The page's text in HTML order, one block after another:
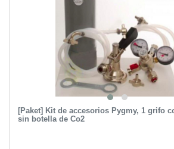
[Paket] Kit de accesorios Pygmy, 1 grifo
sin botella de Co2